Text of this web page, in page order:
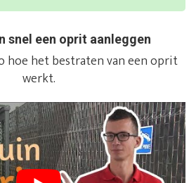
snel een oprit aanleggen
hoe het bestraten van een oprit
werkt.